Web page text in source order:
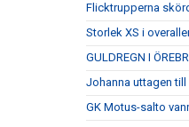
Flicktrupperna
Storlek XS i
GULDREGN I
Johanna uttagen
GK Motus-salto